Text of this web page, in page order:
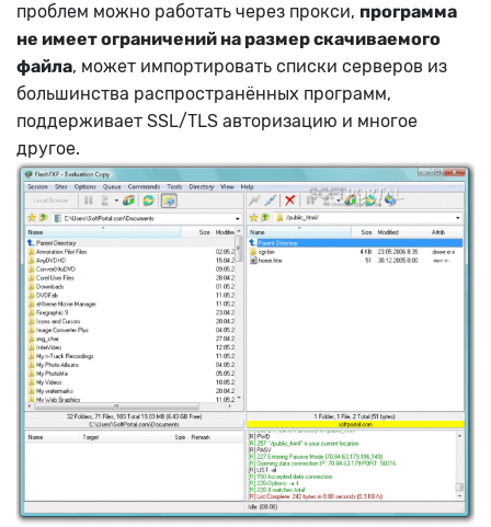
проблем можно работать через прокси, программа
не имеет ограничений на размер скачиваемого
файла, может импортировать списки серверов из
большинства распространённых программ,
поддерживает SSL/TLS авторизацию и многое
другое.